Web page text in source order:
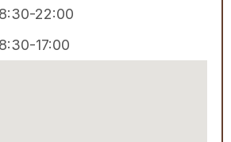
22:00
17:00